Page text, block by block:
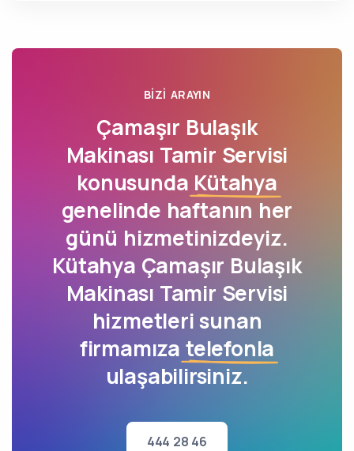
BIZI ARAYIN
Çamaşır Bulaşık
Makinası Tamir Servisi
konusunda Kütahya
genelinde haftanın her
günü hizmetinizdeyiz.
Kütahya Çamaşır Bulaşık
Makinası Tamir Servisi
hizmetleri sunan
firmamıza telefonla
ulaşabilirsiniz.
444 28 46